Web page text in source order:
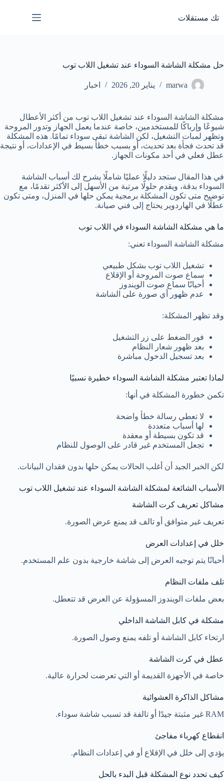
إلى
المحتوى
تك مستقلات
حل مشكلة الشاشة السوداء عند تشغيل اللاب توب
marwa يناير 20, 2026 اخبار
مشكلة الشاشة السوداء عند تشغيل اللاب توب من أكثر الأعطال
شيوعًا وإرباكًا للمستخدمين، خاصة عندما يعمل الجهاز وتدور المروحة
وتظهر لمبات التشغيل، لكن الشاشة تبقى سوداء تمامًا. هذه المشكلة
قد تحدث فجأة بعد تحديث، أو بسبب خطأ بسيط في الإعدادات، أو نتيجة
عطل فعلي في أحد مكونات الجهاز.
في هذا المقال ستجد دليلًا عمليًا شاملًا يشرح لك أسباب الشاشة
السوداء بدقة، ويقدم حلولًا مرتبة من الأسهل إلى الأكثر تقدمًا، مع
توضيح متى تكون المشكلة برمجية يمكن حلها في المنزل، ومتى تكون
عطلًا في الهاردوير يحتاج إلى فني صيانة.
ما هي مشكلة الشاشة السوداء في اللاب توب
مشكلة الشاشة السوداء تعني:
تشغيل اللاب توب بشكل طبيعي
سماع صوت المروحة أو الإقلاع
أحيانًا سماع صوت الويندوز
عدم ظهور أي صورة على الشاشة
وقد تظهر المشكلة:
فور الضغط على زر التشغيل
بعد ظهور شعار النظام
بعد تسجيل الدخول مباشرة
لماذا تعتبر مشكلة الشاشة السوداء خطيرة نسبيًا
تكمن خطورة المشكلة في أنها:
لا تعطي رسالة خطأ واضحة
لها أسباب متعددة
قد تكون بسيطة أو معقدة
تجعل المستخدم غير قادر على الوصول للنظام
لكن الخبر الجيد أن أغلب الحالات يمكن حلها بدون فقدان البيانات.
الأسباب الشائعة لمشكلة الشاشة السوداء عند تشغيل اللاب توب
مشاكل تعريف كرت الشاشة
تعريف غير متوافق أو تالف قد يمنع عرض الصورة.
خلل في إعدادات العرض
أحيانًا يتم توجيه العرض إلى شاشة خارجية بدون علم المستخدم.
تلف ملفات النظام
بعض ملفات الويندوز المسؤولة عن العرض قد تتعطل.
مشكلة في كابل الشاشة الداخلي
ارتخاء كابل الشاشة أو تلفه يمنع وصول الصورة.
عطل في كرت الشاشة
خاصة في الأجهزة القديمة أو التي تعرضت لحرارة عالية.
مشاكل الذاكرة العشوائية
RAM غير مثبتة جيدًا أو تالفة قد تسبب شاشة سوداء.
انقطاع كهرباء مفاجئ
يؤدي إلى خلل في الإقلاع أو في إعدادات النظام.
كيف تحدد نوع المشكلة قبل البدء بالحل